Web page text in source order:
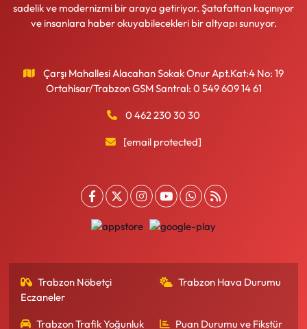
sadelik ve modernizmi bir araya getiriyor. Şatafattan kaçınıyor
ve insanlara haber okuyabilecekleri bir altyapı sunuyor.
Çarşı Mahallesi Alacahan Sokak Onur Apt.Kat:4 No: 19
Ortahisar/Trabzon GSM Santral: 0 549 609 14 61
0 462 230 30 30
[email protected]
Trabzon Nöbetçi
Eczaneler
Trabzon Hava Durumu
Trabzon Trafik Yoğunluk Puan Durumu ve Fikstür